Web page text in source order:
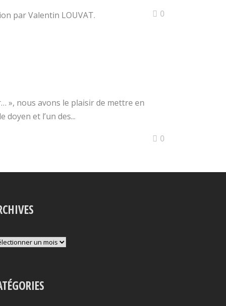
par Valentin LOUVAT. 0
», nous avons le plaisir de mettre en
et l’un des...
0